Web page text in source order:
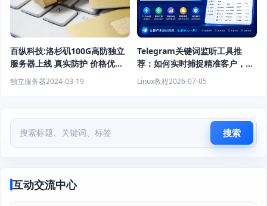
百纵科技:洛杉矶100G高防独立
服务器上线 真实防护 价格优
惠！
独立服务器2024-03-19
Telegram关键词监听工具推
荐：如何实时捕捉精准客户，提
高获客效率？
Linux教程2026-07-05
搜索
互动交流中心